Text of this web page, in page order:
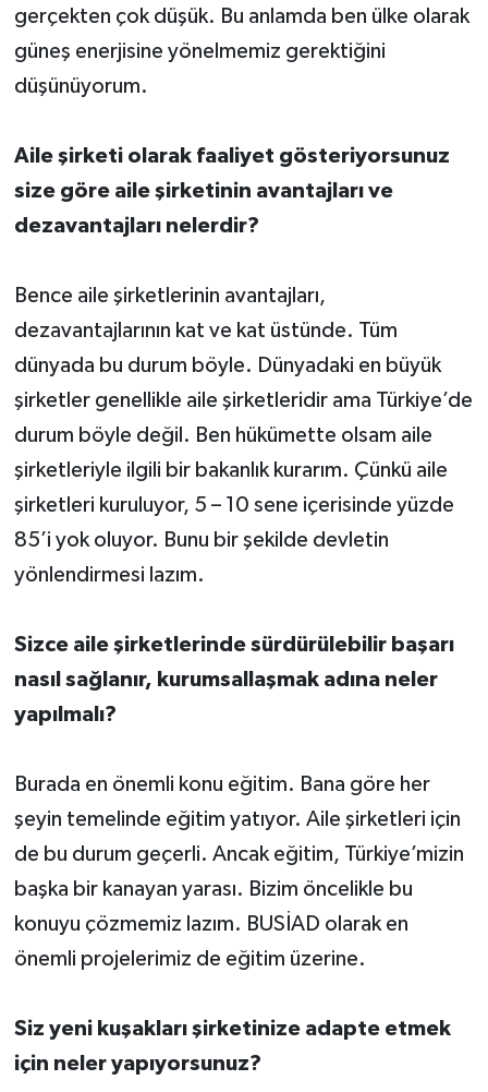
gerçekten çok düşük. Bu anlamda ben ülke olarak
güneş enerjisine yönelmemiz gerektiğini
düşünüyorum.
Aile şirketi olarak faaliyet gösteriyorsunuz
size göre aile şirketinin avantajları ve
dezavantajları nelerdir?
Bence aile şirketlerinin avantajları,
dezavantajlarının kat ve kat üstünde. Tüm
dünyada bu durum böyle. Dünyadaki en büyük
şirketler genellikle aile şirketleridir ama Türkiye’de
durum böyle değil. Ben hükümette olsam aile
şirketleriyle ilgili bir bakanlık kurarım. Çünkü aile
şirketleri kuruluyor, 5 – 10 sene içerisinde yüzde
85’i yok oluyor. Bunu bir şekilde devletin
yönlendirmesi lazım.
Sizce aile şirketlerinde sürdürülebilir başarı
nasıl sağlanır, kurumsallaşmak adına neler
yapılmalı?
Burada en önemli konu eğitim. Bana göre her
şeyin temelinde eğitim yatıyor. Aile şirketleri için
de bu durum geçerli. Ancak eğitim, Türkiye’mizin
başka bir kanayan yarası. Bizim öncelikle bu
konuyu çözmemiz lazım. BUSİAD olarak en
önemli projelerimiz de eğitim üzerine.
Siz yeni kuşakları şirketinize adapte etmek
için neler yapıyorsunuz?